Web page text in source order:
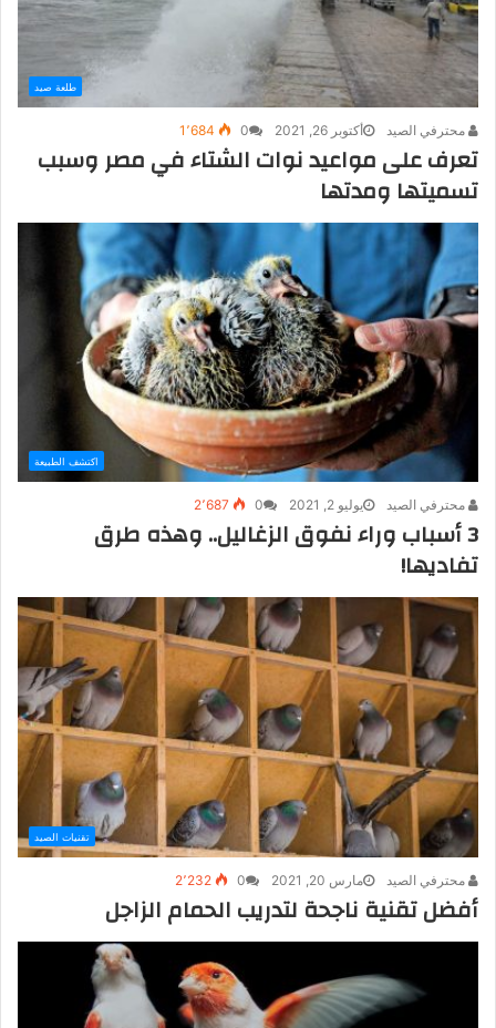
طلعة صيد
محترفي الصيد أكتوبر 26, 2021 0 1٬684
تعرف على مواعيد نوات الشتاء في مصر وسبب
تسميتها ومدتها
اكتشف الطبيعة
محترفي الصيد يوليو 2, 2021 0 2٬687
3 أسباب وراء نفوق الزغاليل.. وهذه طرق
تفاديها!
تقنيات الصيد
محترفي الصيد مارس 20, 2021 0 2٬232
أفضل تقنية ناجحة لتدريب الحمام الزاجل